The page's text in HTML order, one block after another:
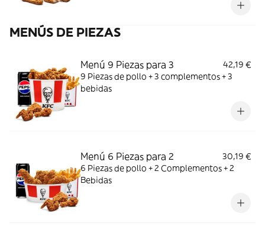
MENÚS DE PIEZAS
Menú 9 Piezas para 3
42,19 €
9 Piezas de pollo + 3 complementos + 3
bebidas
Menú 6 Piezas para 2
30,19 €
6 Piezas de pollo + 2 Complementos + 2
Bebidas